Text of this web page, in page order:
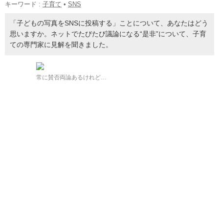
キーワード : 子育て • SNS
「子どもの写真をSNSに投稿する」ことについて、あなたはどう
思いますか。ネットでたびたび議論になる“是非”について、子育
ての専門家に見解を聞きました。
常に賛否両論あるけれど…